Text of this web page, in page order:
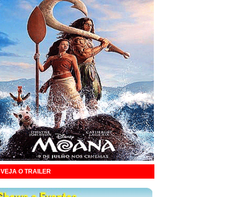
VEJA O TRAILER